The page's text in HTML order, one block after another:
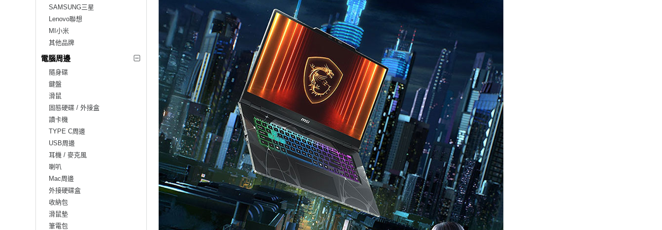
SAMSUNG三星
Lenovo聯想
MI小米
其他品牌
電腦周邊
隨身碟
鍵盤
滑鼠
固態硬碟 / 外接盒
讀卡機
TYPE C周邊
USB周邊
耳機 / 麥克風
喇叭
Mac周邊
外接硬碟盒
收納包
滑鼠墊
筆電包